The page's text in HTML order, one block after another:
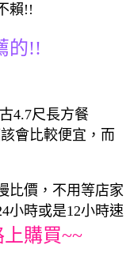
賴!!
的!!
4.7尺長方餐
會比較便宜，而
比價，不用等店家
小時或是12小時速
購買~~